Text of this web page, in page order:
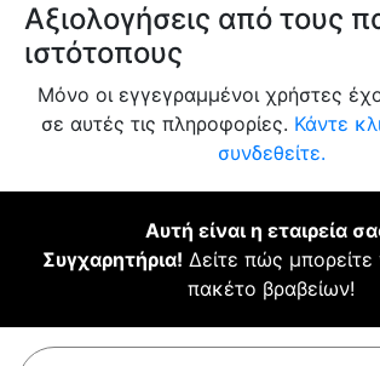
Αξιολογήσεις από τους
ιστότοπους
Μόνο οι εγγεγραμμένοι χρήστες
σε αυτές τις πληροφορίες. Κάντε
συνδεθείτε.
Αυτή είναι η εταιρεία
Συγχαρητήρια! Δείτε πώς
πακέτο βραβείων!